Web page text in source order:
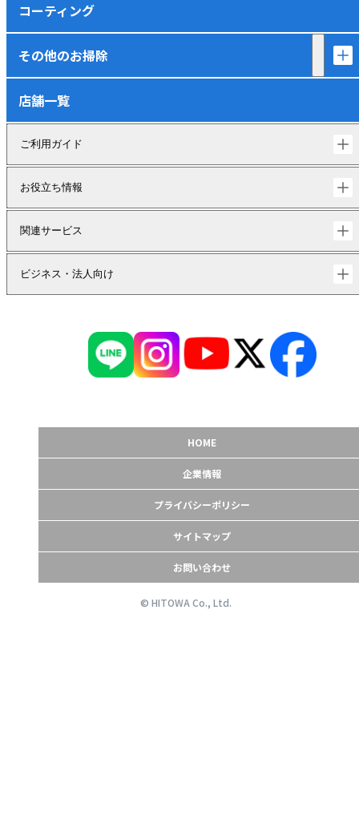
コーティング
その他のお掃除
店舗一覧
ご利用ガイド
お役立ち情報
関連サービス
ビジネス・法人向け
HOME
企業情報
プライバシーポリシー
サイトマップ
お問い合わせ
© HITOWA Co., Ltd.